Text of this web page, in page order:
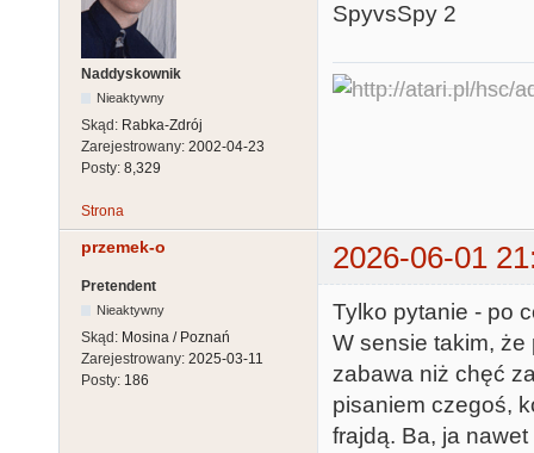
Naddyskownik
Nieaktywny
Skąd: Rabka-Zdrój
Zarejestrowany: 2002-04-23
Posty: 8,329
SpyvsSpy 2
Strona
przemek-o 2026-06-01
Pretendent
Nieaktywny
Skąd: Mosina / Poznań
Zarejestrowany: 2025-03-11
Posty: 186
Tylko pytanie - po
W sensie takim,
zabawa niż chęć
pisaniem czegoś,
frajdą. Ba, ja